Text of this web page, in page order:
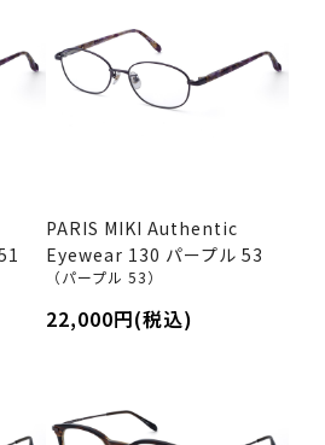
PARIS MIKI Authentic
Eyewear 130 パープル 53
（パープル 53）
22,000円(税込)